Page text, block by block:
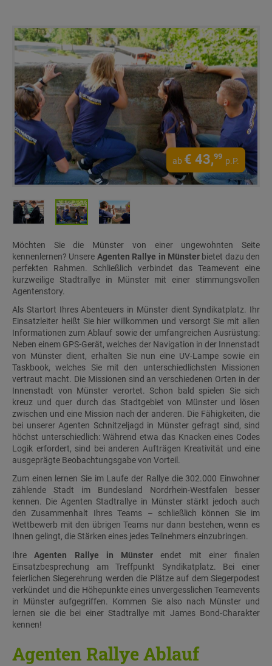
ab € 43,99 p.P.
Möchten Sie die Münster von einer ungewohnten Seite
kennenlernen? Unsere Agenten Rallye in Münsterbietet dazu den
perfekten Rahmen. Schließlich verbindet das Teamevent eine
kurzweilige Stadtrallye in Münster mit einer stimmungsvollen
Agentenstory.
Als Startort Ihres Abenteuers in Münster dient Syndikatplatz. Ihr
Einsatzleiter heißt Sie hier willkommen und versorgt Sie mit allen
Informationen zum Ablauf sowie der umfangreichen Ausrüstung:
Neben einem GPS-Gerät, welches der Navigation in der Innenstadt
von Münster dient, erhalten Sie nun eine UV-Lampe sowie ein
Taskbook, welches Sie mit den unterschiedlichsten Missionen
vertraut macht. Die Missionen sind an verschiedenen Orten in der
Innenstadt von Münster verortet. Schon bald spielen Sie sich
kreuz und quer durch das Stadtgebiet von Münster und lösen
zwischen und eine Mission nach der anderen. Die Fähigkeiten, die
bei unserer Agenten Schnitzeljagd in Münster gefragt sind, sind
höchst unterschiedlich: Während etwa das Knacken eines Codes
Logik erfordert, sind bei anderen Aufträgen Kreativität und eine
ausgeprägte Beobachtungsgabe von Vorteil.
Zum einen lernen Sie im Laufe der Rallye die 302.000 Einwohner
zählende Stadt im Bundesland Nordrhein-Westfalen besser
kennen. Die Agenten Stadtrallye in Münster stärkt jedoch auch
den Zusammenhalt Ihres Teams – schließlich können Sie im
Wettbewerb mit den übrigen Teams nur dann bestehen, wenn es
Ihnen gelingt, die Stärken eines jedes Teilnehmers einzubringen.
IhreAgenten Rallye in Münster endet mit einer finalen
Einsatzbesprechung am Treffpunkt Syndikatplatz. Bei einer
feierlichen Siegerehrung werden die Plätze auf dem Siegerpodest
verkündet und die Höhepunkte eines unvergesslichen Teamevents
in Münster aufgegriffen. Kommen Sie also nach Münster und
lernen sie die bei einer Stadtrallye mit James Bond-Charakter
kennen!
Agenten Rallye Ablauf